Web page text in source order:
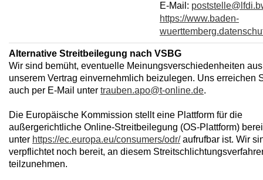
E-Mail:
https://www.baden-
Alternative Streitbeilegung nach VSBG
Wir sind bemüht, eventuelle Meinungsverschiedenheiten aus
unserem Vertrag einvernehmlich beizulegen. Uns erreichen
auch per E-Mail unter trauben.apo@t-online.de.
Die Europäische Kommission stellt eine Plattform für die
außergerichtliche Online-Streitbeilegung (OS-Plattform)
unter https://ec.europa.eu/consumers/odr/aufrufbar ist. Wir
verpflichtet noch bereit, an diesem
teilzunehmen.